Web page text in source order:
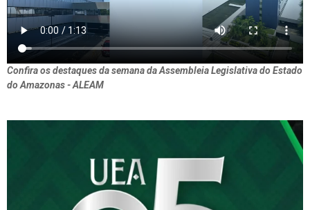
Confira os destaques da semana da Assembleia Legislativa do Estado
do Amazonas - ALEAM